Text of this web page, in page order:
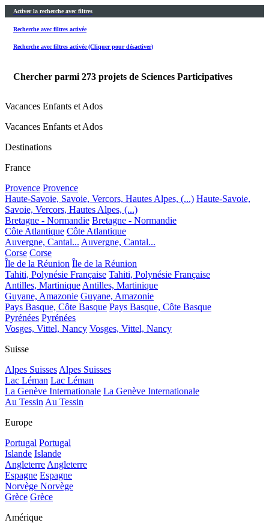
Activer la recherche avec filtres
Recherche avec filtres activée
Recherche avec filtres activée (Cliquer pour désactiver)
Chercher parmi 273 projets de Sciences Participatives
Vacances Enfants et Ados
Vacances Enfants et Ados
Destinations
France
Provence Provence
Haute-Savoie, Savoie, Vercors, Hautes Alpes, (...) Haute-Savoie,
Savoie, Vercors, Hautes Alpes, (...)
Bretagne - Normandie Bretagne - Normandie
Côte Atlantique Côte Atlantique
Auvergne, Cantal... Auvergne, Cantal...
Corse Corse
Île de la Réunion Île de la Réunion
Tahiti, Polynésie Française Tahiti, Polynésie Française
Antilles, MartiniqueAntilles, Martinique
Guyane, Amazonie Guyane, Amazonie
Pays Basque, Côte Basque Pays Basque, Côte Basque
Pyrénées Pyrénées
Vosges, Vittel, Nancy Vosges, Vittel, Nancy
Suisse
Alpes SuissesAlpes Suisses
Lac Léman Lac Léman
La Genève Internationale La Genève Internationale
Au TessinAu Tessin
Europe
Portugal Portugal
Islande Islande
AngleterreAngleterre
Espagne Espagne
Norvège Norvège
Grèce Grèce
Amérique